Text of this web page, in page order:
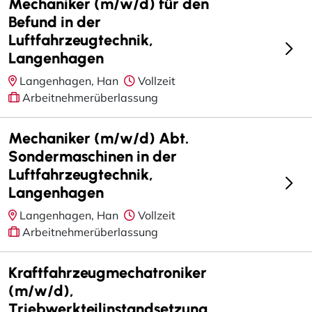
Befund in der
Luftfahrzeugtechnik,
Langenhagen
Langenhagen, Han
Vollzeit
Arbeitnehmerüberlassung
Mechaniker (m/w/d) Abt.
Sondermaschinen in der
Luftfahrzeugtechnik,
Langenhagen
Langenhagen, Han
Vollzeit
Arbeitnehmerüberlassung
Kraftfahrzeugmechatroniker
(m/w/d),
Triebwerkteilinstandsetzung,